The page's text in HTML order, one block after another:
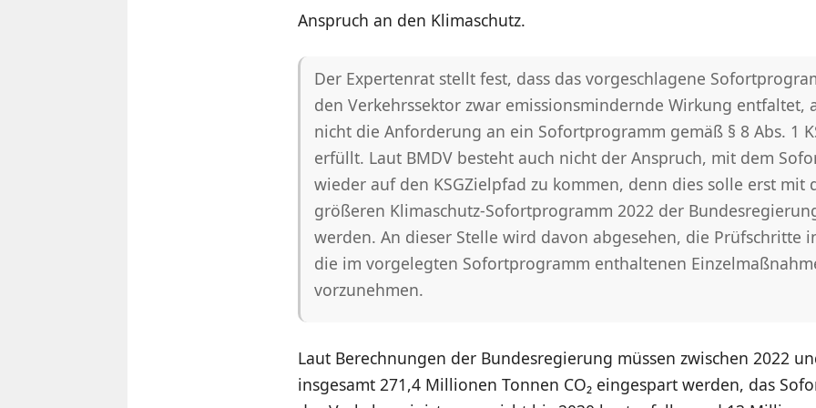
Anspruch an den Klimaschutz.
Der Expertenrat stellt fest, dass das vorgeschlagene
den Verkehrssektor zwar emissionsmindernde Wirkung entfaltet,
nicht die Anforderung an ein Sofortprogramm gemäß § 8 Abs. 1
erfüllt. Laut BMDV besteht auch nicht der Anspruch, mit dem
wieder auf den KSGZielpfad zu kommen, denn dies solle erst mit
größeren Klimaschutz-Sofortprogramm 2022 der
werden. An dieser Stelle wird davon abgesehen, die Prüfschritte
die im vorgelegten Sofortprogramm enthaltenen
vorzunehmen.
Laut Berechnungen der Bundesregierung müssen zwischen 2022
insgesamt 271,4 Millionen Tonnen CO₂ eingespart werden, das